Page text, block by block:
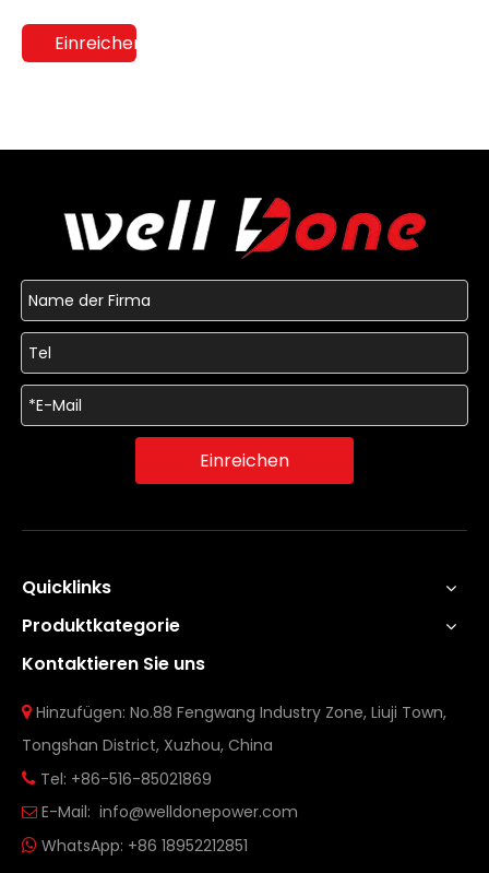
Einreichen
Einreichen
Quicklinks
Produktkategorie
Kontaktieren Sie uns
 Hinzufügen: No.88 Fengwang Industry Zone, Liuji Town,
Tongshan District, Xuzhou, China
 Tel: +86-516-85021869
 E-Mail: info@welldonepower.com
 WhatsApp: +86 18952212851